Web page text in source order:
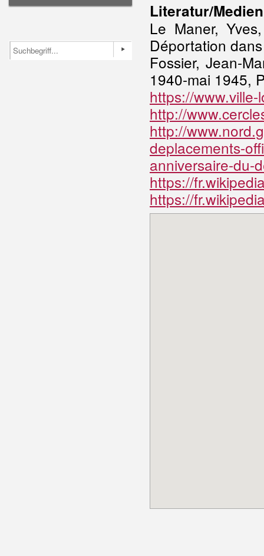
Literatur/Medien
Le Maner,
Déportation
Fossier, Jean-
1940-mai 1945,
https://
http://
http://
deplacements-
anniversaire-du-
https://
https://